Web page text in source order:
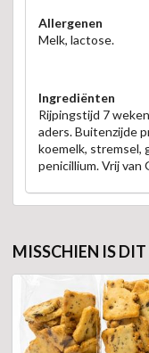
Allergenen
Melk, lactose.
Ingrediënten
Rijpingstijd 7
aders. Buitenzijde
koemelk, stremsel,
penicillium. Vrij van
MISSCHIEN IS